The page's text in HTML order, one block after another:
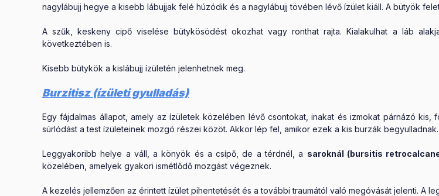
nagylábujj hegye a kisebb lábujjak felé húzódik és a nagylábujj tövében lévő ízület kiáll. A bütyök
A szűk, keskeny cipő viselése bütykösödést okozhat vagy ronthat rajta. Kialakulhat a láb
következtében is.
Kisebb bütykök a kislábujj ízületén jelenhetnek meg.
Burzitisz (ízületi gyulladás)
Egy fájdalmas állapot, amely az ízületek közelében lévő csontokat, inakat és izmokat párnázó
súrlódást a test ízületeinek mozgó részei közöt. Akkor lép fel, amikor ezek a kis burzák begyulladnak.
Leggyakoribb helye a váll, a könyök és a csípő, de a térdnél, a saroknál (bursitis
közelében, amelyek gyakori ismétlődő mozgást végeznek.
A kezelés jellemzően az érintett ízület pihentetését és a további traumától való megóvását jelenti. A